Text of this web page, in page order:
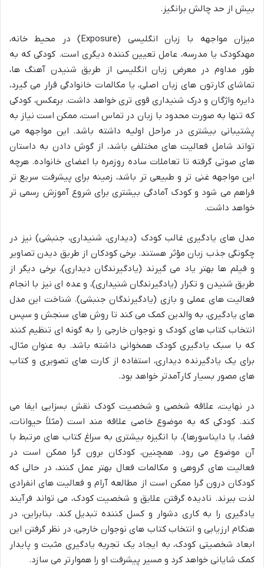
بیش از حد چالش برانگیز.
میزان مواجهه با زبان انگلیسی (Exposure) در محیط خانه،
مهدکودک یا مدرسه، عامل تعیین کننده دیگری است. کودکی که به
طور مداوم در معرض زبان انگلیسی از طریق شنیدن آهنگ ها،
تماشای کارتون های زبان اصلی، یا مکالمات خانوادگی قرار می گیرد،
دایره واژگان و درک شنیداری قوی تری خواهد داشت. برعکس، کودکی
که تنها به صورت محدود با زبان در تماس است، ممکن است نیاز به
پشتیبانی بیشتری در مراحل اولیه داشته باشد. این مواجهه می
تواند شامل فعالیت های مختلفی باشد، از گوش دادن به داستان
های صوتی گرفته تا تعاملات ساده روزمره با اعضای خانواده. هرچه
این مواجهه غنی تر و طبیعی تر باشد، زمینه برای پیشرفت سریع تر
فراهم می شود و کودک آمادگی بیشتری برای شروع آموزش رسمی تر
خواهد داشت.
مدل های یادگیری غالب کودک (دیداری، شنیداری، جنبشی) نیز در
چگونگی جذب زبان مؤثر هستند. برخی کودکان از طریق دیدن تصاویر
و فیلم ها بهتر یاد می گیرند (یادگیرندگان دیداری)، برخی دیگر از
طریق شنیدن و تکرار (یادگیرندگان شنیداری)، و عده ای نیز با انجام
فعالیت های عملی و بازی (یادگیرندگان جنبشی). شناخت این مدل
های یادگیری، به والدین کمک می کند تا روش های سنجش و سپس
انتخاب کتاب های کودک و نوجوان خارجی را به گونه ای تنظیم کنند
که با سبک یادگیری کودک همخوانی داشته باشد. به عنوان مثال،
برای یک یادگیرنده دیداری، استفاده از کارت های تصویری و کتاب
های مصور بسیار کارآمدتر خواهد بود.
در نهایت، علاقه شخصی و شخصیت کودک نقش بسزایی ایفا می
کند. کودکی که به موضوع خاصی علاقه مند است (مثلاً حیوانات،
فضا، یا دایناسورها)، با انگیزه بیشتری به سراغ کتاب های مرتبط با
آن موضوع می رود. همچنین، کودکان برون گرا ممکن است در
فعالیت های گروهی و مکالمات فعال بهتر عمل کنند، در حالی که
کودکان درون گرا ممکن است از مطالعه آرام و فعالیت های انفرادی
لذت ببرند. نادیده گرفتن علایق و شخصیت کودک، می تواند فرآیند
یادگیری را به کاری دشوار و کسل کننده تبدیل کند. بنابراین، در
هنگام ارزیابی و انتخاب کتاب های نوجوان خارجی، در نظر گرفتن این
ابعاد شخصیتی کودک، به ایجاد یک تجربه یادگیری مثبت و پایدار
کمک شایانی خواهد کرد و مسیر پیشرفت او را هموارتر می سازد.